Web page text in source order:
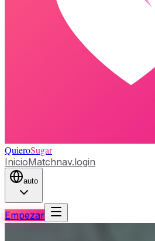
QuieroSugar
InicioMatchnav.login
auto
Empezar